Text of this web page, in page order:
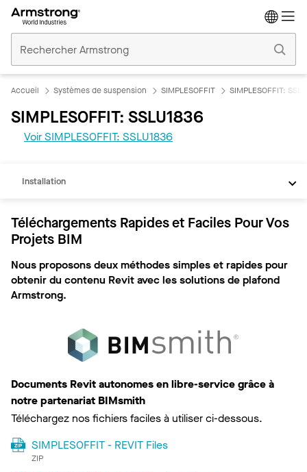
Plafonds
Commerciaux
Accueil Systèmes de suspension SIMPLESOFFIT SIMPLESOFFIT:
SIMPLESOFFIT: SSLU1836
Voir SIMPLESOFFIT: SSLU1836
REVIT
Installation
Téléchargements Rapides et Faciles Pour Vos
Projets BIM
Nous proposons deux méthodes simples et rapides pour
obtenir du contenu Revit avec les solutions de plafond
Armstrong.
Documents Revit autonomes en libre-service grâce à
notre partenariat BIMsmith
Téléchargez nos fichiers faciles à utiliser ci-dessous.
SIMPLESOFFIT - REVIT Files
ZIP